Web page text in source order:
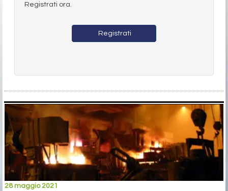
Registrati ora.
Registrati
28 maggio 2021